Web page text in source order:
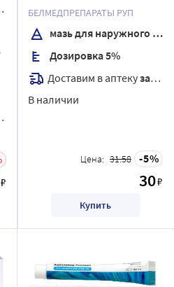
₽
БЕЛМЕДПРЕПАРАТЫ РУП
мазь для наружного применения
Дозировка 5%
Доставим в аптекузавтра
В наличии
Цена: 31.58 5
30₽
Купить